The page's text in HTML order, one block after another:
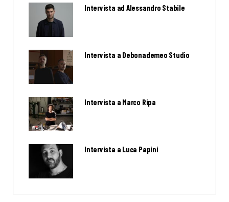
Intervista ad Alessandro Stabile
Intervista a Debonademeo Studio
Intervista a Marco Ripa
Intervista a Luca Papini